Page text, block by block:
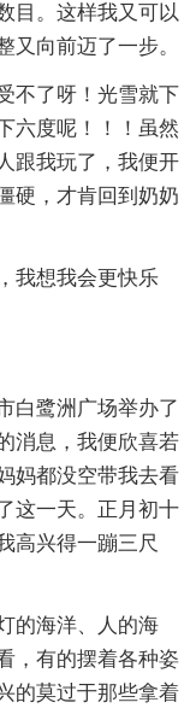
目。这样我又可以
又向前迈了一步。
不了呀！光雪就下
六度呢！！！虽然
跟我玩了，我便开
硬，才肯回到奶奶
我想我会更快乐
白鹭洲广场举办了
消息，我便欣喜若
妈都没空带我去看
这一天。正月初十
高兴得一蹦三尺
的海洋、人的海
，有的摆着各种姿
的莫过于那些拿着